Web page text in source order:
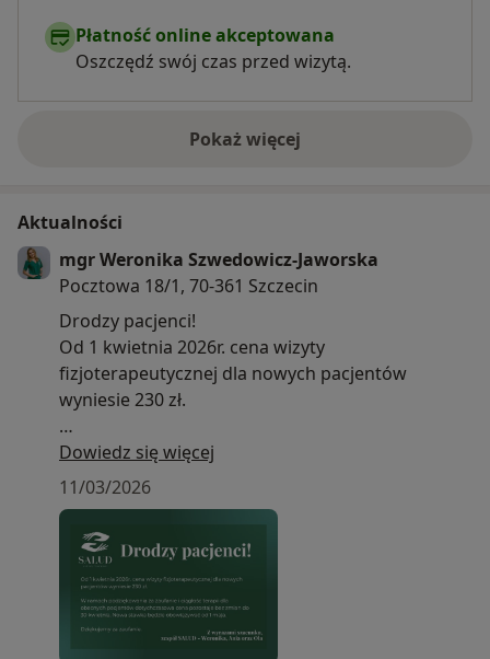
Płatność online akceptowana
Oszczędź swój czas przed wizytą.
Pokaż więcejo doświadczeniu
Aktualności
mgr Weronika Szwedowicz-Jaworska
Pocztowa 18/1, 70-361 Szczecin
Drodzy pacjenci!
Od 1 kwietnia 2026r. cena wizyty
fizjoterapeutycznej dla nowych pacjentów
wyniesie 230 zł.
W ramach podziękowania za zaufanie i ciągłość
terapii dla obecnych pacjentów dotychczasowa
cena pozostaje bez zmian do 30 kwietnia. Nowa
stawka będzie obowiązywać od 1 maja.
Dziękujemy za zaufanie.
Zespół SALUD- Weronika, Ania oraz Ola
Dowiedz się więcej
11/03/2026